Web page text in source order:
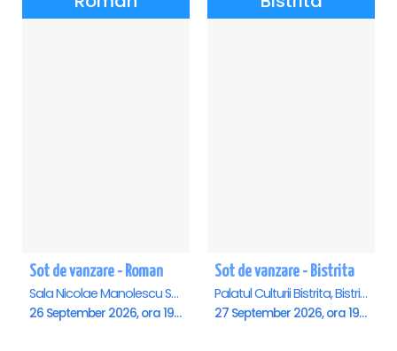
Sot de vanzare - Roman
Sala Nicolae Manolescu Strunga (Sala de festivitati a Primariei Roman), Roman
26 September 2026, ora 19:00
Sot de vanzare - Bistrita
Palatul Culturii Bistrita, Bistrita
27 September 2026, ora 19:00